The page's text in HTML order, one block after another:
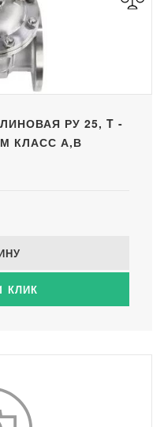
РУ 25, T -
КЛАСС А,В
КЛИК